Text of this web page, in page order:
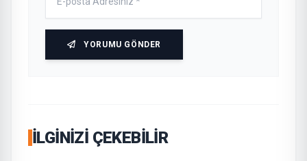
YORUMU GÖNDER
İLGINIZI ÇEKEBILIR